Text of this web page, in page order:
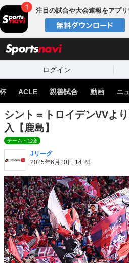
注目の試合や大会速報をアプリ
ログイン
ACLE 親善試合 動画 ニ
シント＝トロイデンVVよ
入【鹿島】
チーム・協会
Jリーグ
2025年6月10日 14:28